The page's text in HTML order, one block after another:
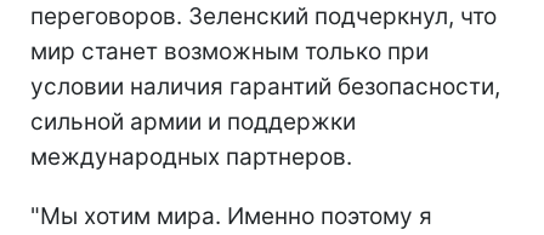
переговоров. Зеленский подчеркнул, что
мир станет возможным только при
условии наличия гарантий безопасности,
сильной армии и поддержки
международных партнеров.
"Мы хотим мира. Именно поэтому я